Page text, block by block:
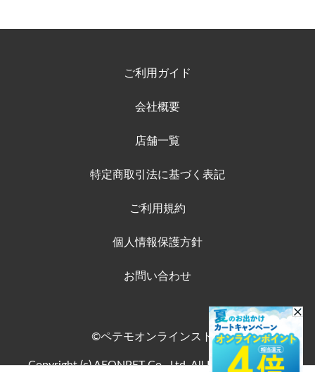
ご利用ガイド
会社概要
店舗一覧
特定商取引法に基づく表記
ご利用規約
個人情報保護方針
お問い合わせ
©ペテモオンラインストア
Copyright (c) AEONPET Co., Ltd. All Rights Reserved.